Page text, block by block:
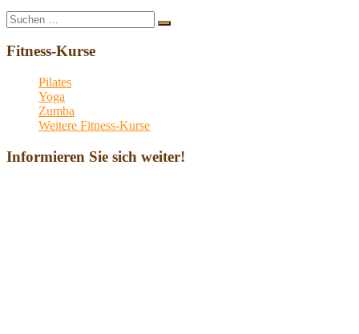
Suche
nach:
Suchen
Fitness-Kurse
Pilates
Yoga
Zumba
Weitere Fitness-Kurse
Informieren Sie sich weiter!